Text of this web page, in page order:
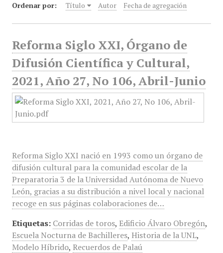
Ordenar por: Título Autor Fecha de agregación
Reforma Siglo XXI, Órgano de
Difusión Científica y Cultural,
2021, Año 27, No 106, Abril-Junio
Reforma Siglo XXI nació en 1993 como un órgano de
difusión cultural para la comunidad escolar de la
Preparatoria 3 de la Universidad Autónoma de Nuevo
León, gracias a su distribución a nivel local y nacional
recoge en sus páginas colaboraciones de…
Etiquetas: Corridas de toros, Edificio Álvaro Obregón,
Escuela Nocturna de Bachilleres, Historia de la UNL,
Modelo Híbrido, Recuerdos de Palaú